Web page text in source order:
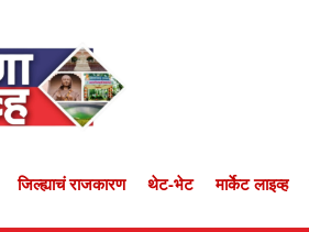
जिल्ह्याचं राजकारण थेट-भेट मार्केट लाइव्ह